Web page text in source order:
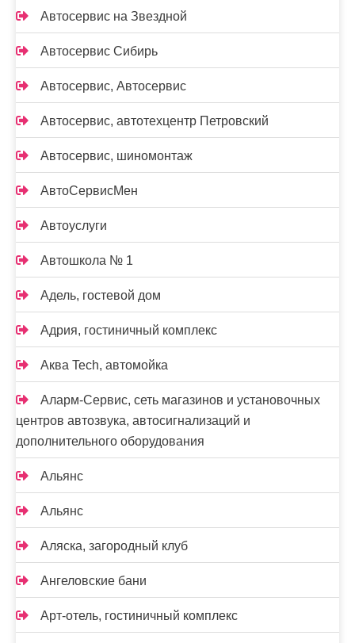
Автосервис на Звездной
Автосервис Сибирь
Автосервис, Автосервис
Автосервис, автотехцентр Петровский
Автосервис, шиномонтаж
АвтоСервисМен
Автоуслуги
Автошкола № 1
Адель, гостевой дом
Адрия, гостиничный комплекс
Аква Tech, автомойка
Аларм-Сервис, сеть магазинов и установочных
центров автозвука, автосигнализаций и
дополнительного оборудования
Альянс
Альянс
Аляска, загородный клуб
Ангеловские бани
Арт-отель, гостиничный комплекс